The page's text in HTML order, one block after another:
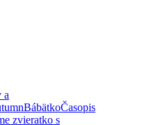
a
BábätkoČasopis
zvieratko s